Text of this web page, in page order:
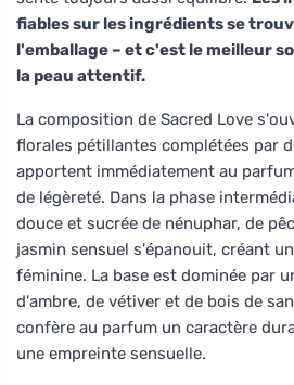
fiables sur les ingrédients se
l'emballage – et c'est le meilleur
la peau attentif.
La composition de Sacred Love
florales pétillantes complétées par
apportent immédiatement au
de légèreté. Dans la phase
douce et sucrée de nénuphar, de
jasmin sensuel s'épanouit, créant
féminine. La base est dominée par
d'ambre, de vétiver et de bois de
confère au parfum un caractère
une empreinte sensuelle.